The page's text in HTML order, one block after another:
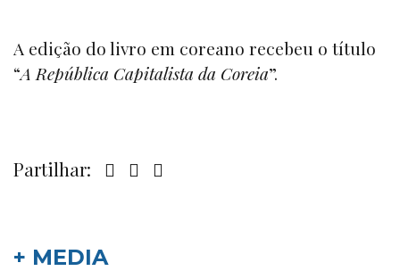
A edição do livro em coreano recebeu o título
“A República Capitalista da Coreia”.
Partilhar:
+ MEDIA